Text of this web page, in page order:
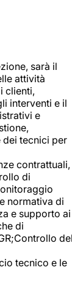
sarà il
attività
clienti,
interventi e il
e
tecnici per
contrattuali,
di
normativa di
e supporto ai
di
tecnico e le